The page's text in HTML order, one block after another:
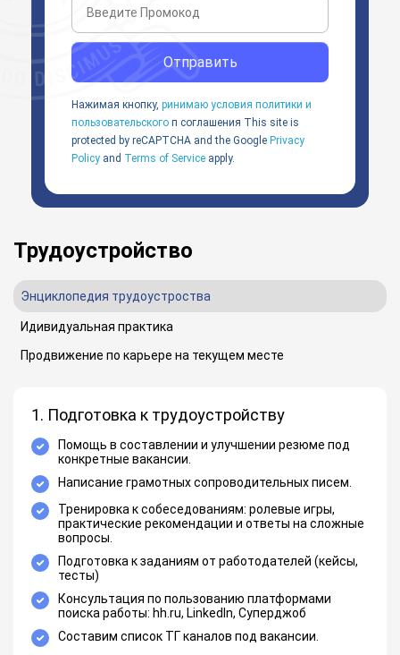
Отправить
Нажимая кнопку, ринимаю условия политики и
пользовательского п соглашения This site is
protected by reCAPTCHA and the Google Privacy
Policy and Terms of Service apply.
Трудоустройство
Энциклопедия трудоустроства
Идивидуальная практика
Продвижение по карьере на текущем месте
1. Подготовка к трудоустройству
Помощь в составлении и улучшении резюме под
конкретные вакансии.
Написание грамотных сопроводительных писем.
Тренировка к собеседованиям: ролевые игры,
практические рекомендации и ответы на сложные
вопросы.
Подготовка к заданиям от работодателей (кейсы,
тесты)
Консультация по пользованию платформами
поиска работы: hh.ru, LinkedIn, Суперджоб
Составим список ТГ каналов под вакансии.